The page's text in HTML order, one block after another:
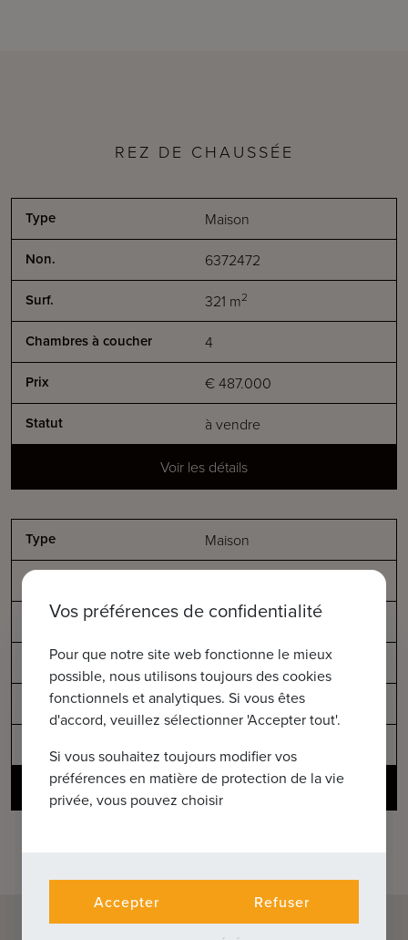
REZ DE CHAUSSÉE
Maison
6372472
321 m2
4
€ 487.000
à vendre
Voir les détails
Maison
299 m2
4
-
Voir les détails
Vos préférences de confidentialité
Pour que notre site web fonctionne le mieux
possible, nous utilisons toujours des cookies
fonctionnels et analytiques. Si vous êtes
d'accord, veuillez sélectionner 'Accepter tout'.
Si vous souhaitez toujours modifier vos
préférences en matière de protection de la vie
privée, vous pouvez choisir
Accepter Refuser